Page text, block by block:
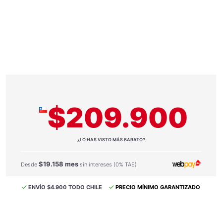
$209.900
¿LO HAS VISTO MÁS BARATO?
Desde $19.158 mes sin intereses (0% TAE)
ENVÍO $4.900 TODO CHILE PRECIO MÍNIMO GARANTIZADO